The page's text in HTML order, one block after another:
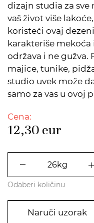
dizajn studia za sve
vaš život više
koristeći ovaj
karakteriše mekoća
održava i ne gužva.
majice, tunike,
studio uvek može
samo za vas u ovoj
Cena:
12,30 eur
Odaberi količinu
Naruči uzorak